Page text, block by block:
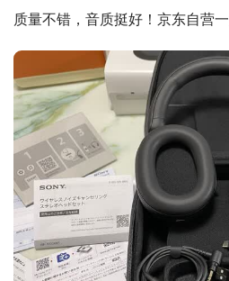
质量不错，音质挺好！京东自营